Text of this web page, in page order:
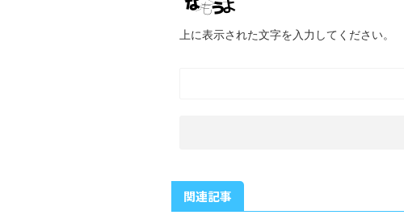
上に表示された文字を入力してください。
関連記事